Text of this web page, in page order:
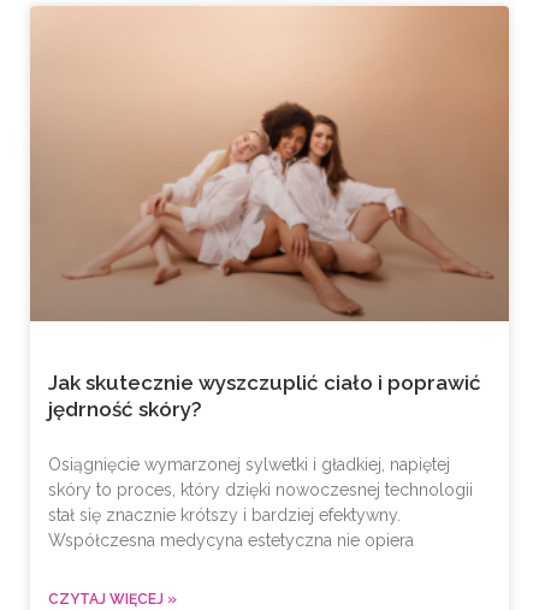
Jak skutecznie wyszczuplić ciało i poprawić
jędrność skóry?
Osiągnięcie wymarzonej sylwetki i gładkiej, napiętej
skóry to proces, który dzięki nowoczesnej technologii
stał się znacznie krótszy i bardziej efektywny.
Współczesna medycyna estetyczna nie opiera
CZYTAJ WIĘCEJ »